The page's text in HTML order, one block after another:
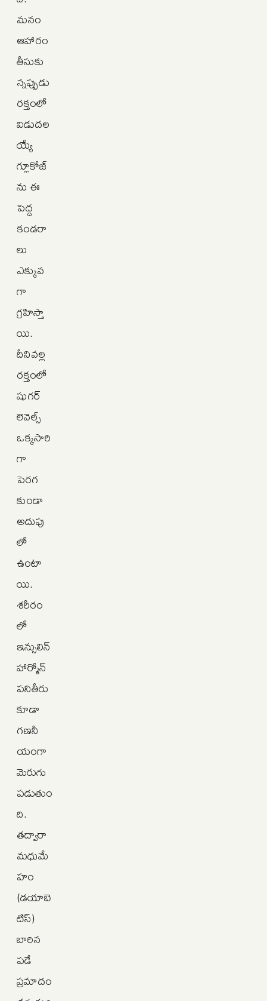
మనం
ఆహారం
తీసుకు
న్నప్పుడు
రక్తంలో
విడుదల
య్యే
గ్లూకోజ్‌
ను ఈ
పెద్ద
కండరా
లు
ఎక్కువ
గా
గ్రహిస్తా
యి.
దీనివల్ల
రక్తంలో
షుగర్
లెవెల్స్
ఒక్కసారి
గా
పెరగ
కుండా
అదుపు
లో
ఉంటా
యి.
శరీరం
లో
ఇన్సులిన్‌
హార్మోన్
పనితీరు
కూడా
గణనీ
యంగా
మెరుగు
పడుతుం
ది.
తద్వారా
మధుమే
హం
(డయాబె
టిస్)
బారిన
పడే
ప్రమాదం